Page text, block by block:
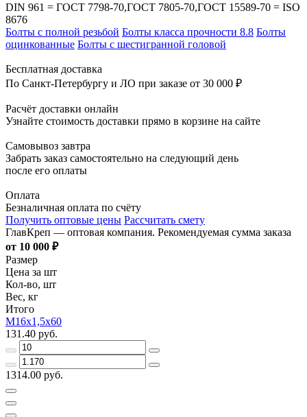
DIN 961 = ГОСТ 7798-70,ГОСТ 7805-70,ГОСТ 15589-70 = ISO
8676
Болты с полной резьбой Болты класса прочности 8.8 Болты
оцинкованные Болты с шестигранной головой
Бесплатная доставка
По Санкт-Петербургу и ЛО при заказе от 30 000 ₽
Расчёт доставки онлайн
Узнайте стоимость доставки прямо в корзине на сайте
Самовывоз завтра
Забрать заказ самостоятельно на следующий день
после его оплаты
Оплата
Безналичная оплата по счёту
Получить оптовые цены Рассчитать смету
ГлавКреп — оптовая компания. Рекомендуемая сумма заказа
от 10 000 ₽
Размер
Цена за шт
Кол-во, шт
Вес, кг
Итого
М16х1,5х60
131.40 руб.
1314.00 руб.